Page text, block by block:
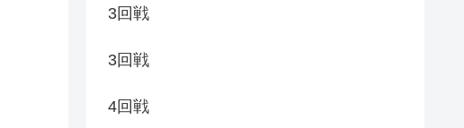
3回戦
3回戦
4回戦